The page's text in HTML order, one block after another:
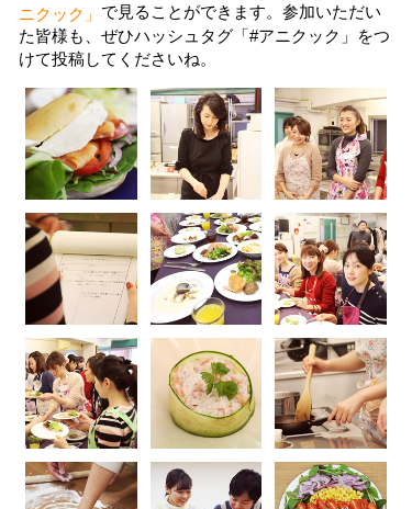
ニクック」 で見ることができます。参加いただい
た皆様も、ぜひハッシュタグ「#アニクック」をつ
けて投稿してくださいね。